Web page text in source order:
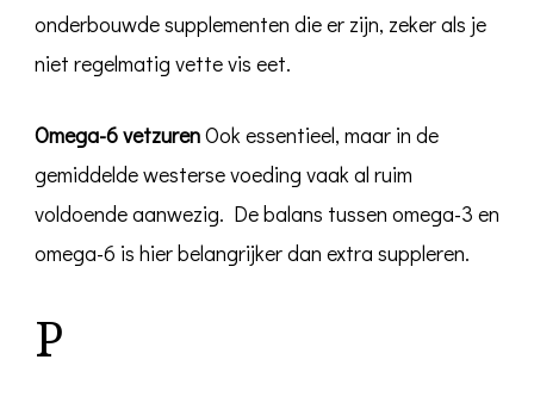
onderbouwde supplementen die er zijn, zeker als je
niet regelmatig vette vis eet.
Omega-6 vetzurenOok essentieel, maar in de
gemiddelde westerse voeding vaak al ruim
voldoende aanwezig. De balans tussen omega-3 en
omega-6 is hier belangrijker dan extra suppleren.
P